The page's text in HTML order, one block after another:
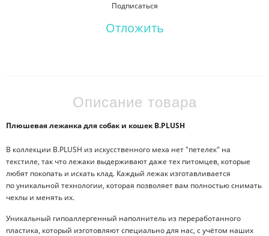
Подписаться
Отложить
Описание товара
Плюшевая лежанка для собак и кошек B.PLUSH
В коллекции B.PLUSH из искусственного меха нет "петелек" на
текстиле, так что лежаки выдерживают даже тех питомцев, которые
любят покопать и искать клад. Каждый лежак изготавливается
по уникальной технологии, которая позволяет вам полностью снимать
чехлы и менять их.
Уникальный гипоаллергенный наполнитель из переработанного
пластика, который изготовляют специально для нас, с учётом наших